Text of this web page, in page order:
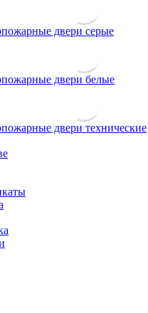
двери серые
двери белые
двери технические